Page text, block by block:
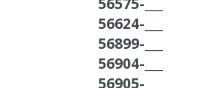
56624-___
56899-___
56904-___
56905-___